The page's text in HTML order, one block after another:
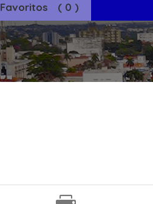
Favoritos ( 0 )